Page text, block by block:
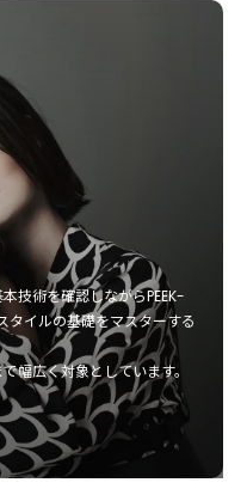
技術を確認しながらPEEK-
イルの基礎をマスターする
幅広く対象としています。